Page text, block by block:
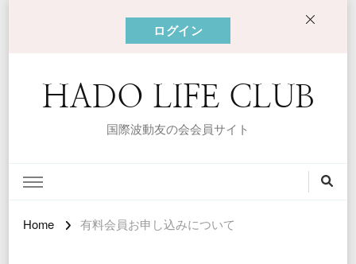
ログイン
HADO LIFE CLUB
国際波動友の会会員サイト
Home 有料会員お申し込みについて